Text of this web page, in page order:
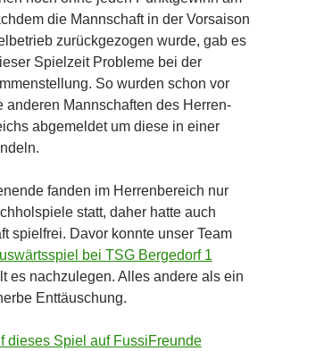
die Mannschaft in der Vorsaison
zurückgezogen wurde, gab es
Spielzeit Probleme bei der
So wurden schon vor
anderen Mannschaften des Herren-
abgemeldet um diese in einer
fanden im Herrenbereich nur
statt, daher hatte auch
spielfrei. Davor konnte unser Team
bei TSG Bergedorf 1
es nachzulegen. Alles andere als ein
Enttäuschung.
dieses Spiel auf FussiFreunde